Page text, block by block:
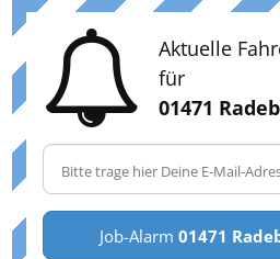
Aktuelle
für
01471
Job-Alarm 01471